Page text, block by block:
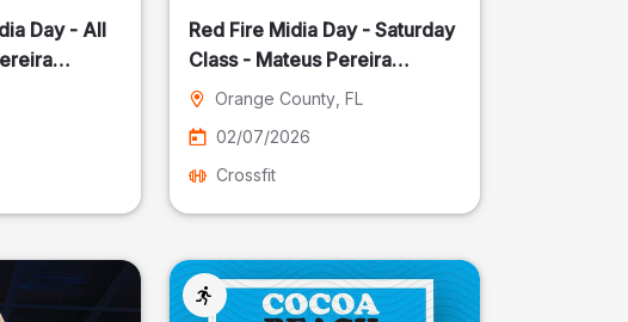
Day - All
Red Fire Midia Day - Saturday
Class - Mateus Pereira
Fotografia
Orange County, FL
02/07/2026
Crossfit